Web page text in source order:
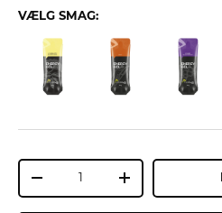
VÆLG SMAG:
+